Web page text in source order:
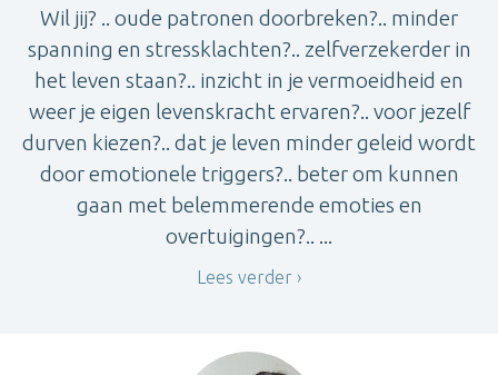
Wil jij? .. oude patronen doorbreken?.. minder
spanning en stressklachten?.. zelfverzekerder in
het leven staan?.. inzicht in je vermoeidheid en
weer je eigen levenskracht ervaren?.. voor jezelf
durven kiezen?.. dat je leven minder geleid wordt
door emotionele triggers?.. beter om kunnen
gaan met belemmerende emoties en
overtuigingen?.. ...
Lees verder